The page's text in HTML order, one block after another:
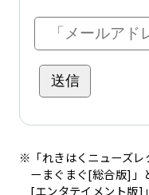
※「れきはくニューズレ
ーまぐまぐ[総合版]」
[エンタテイメント版]